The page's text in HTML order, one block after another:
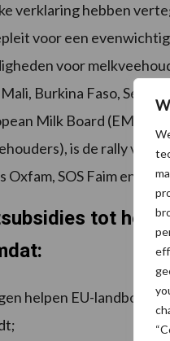
verklaring hebben
voor een
voor
Burkina Faso,
Milk Board (EMB –
is de rally van
SOS Faim en
tot het
helpen EU-